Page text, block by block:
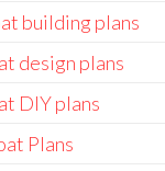
building plans
design plans
DIY plans
Plans